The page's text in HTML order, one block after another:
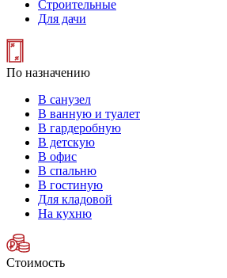
Строительные
Для дачи
По назначению
В санузел
В ванную и туалет
В гардеробную
В детскую
В офис
В спальню
В гостиную
Для кладовой
На кухню
Стоимость